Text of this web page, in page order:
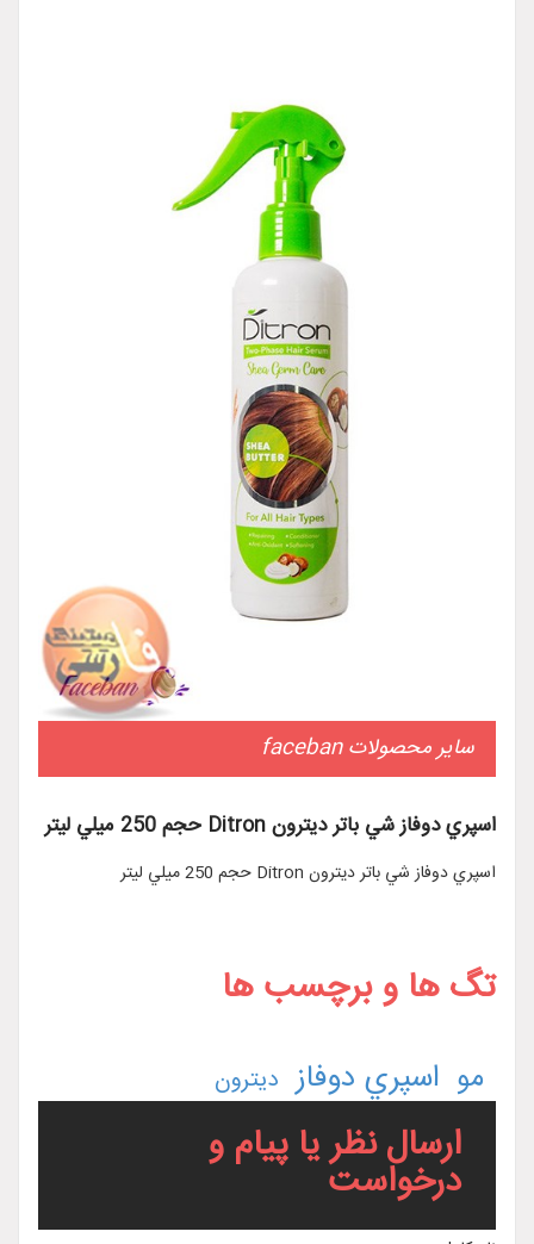
سایر محصولات faceban
اسپري دوفاز شي باتر ديترون Ditron حجم 250 ميلي ليتر
اسپري دوفاز شي باتر ديترون Ditron حجم 250 ميلي ليتر
تگ ها و برچسب ها
مو اسپري دوفاز ديترون
ارسال نظر یا پیام و
درخواست